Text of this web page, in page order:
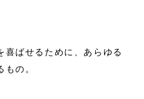
喜ばせるために、あらゆる
もの。